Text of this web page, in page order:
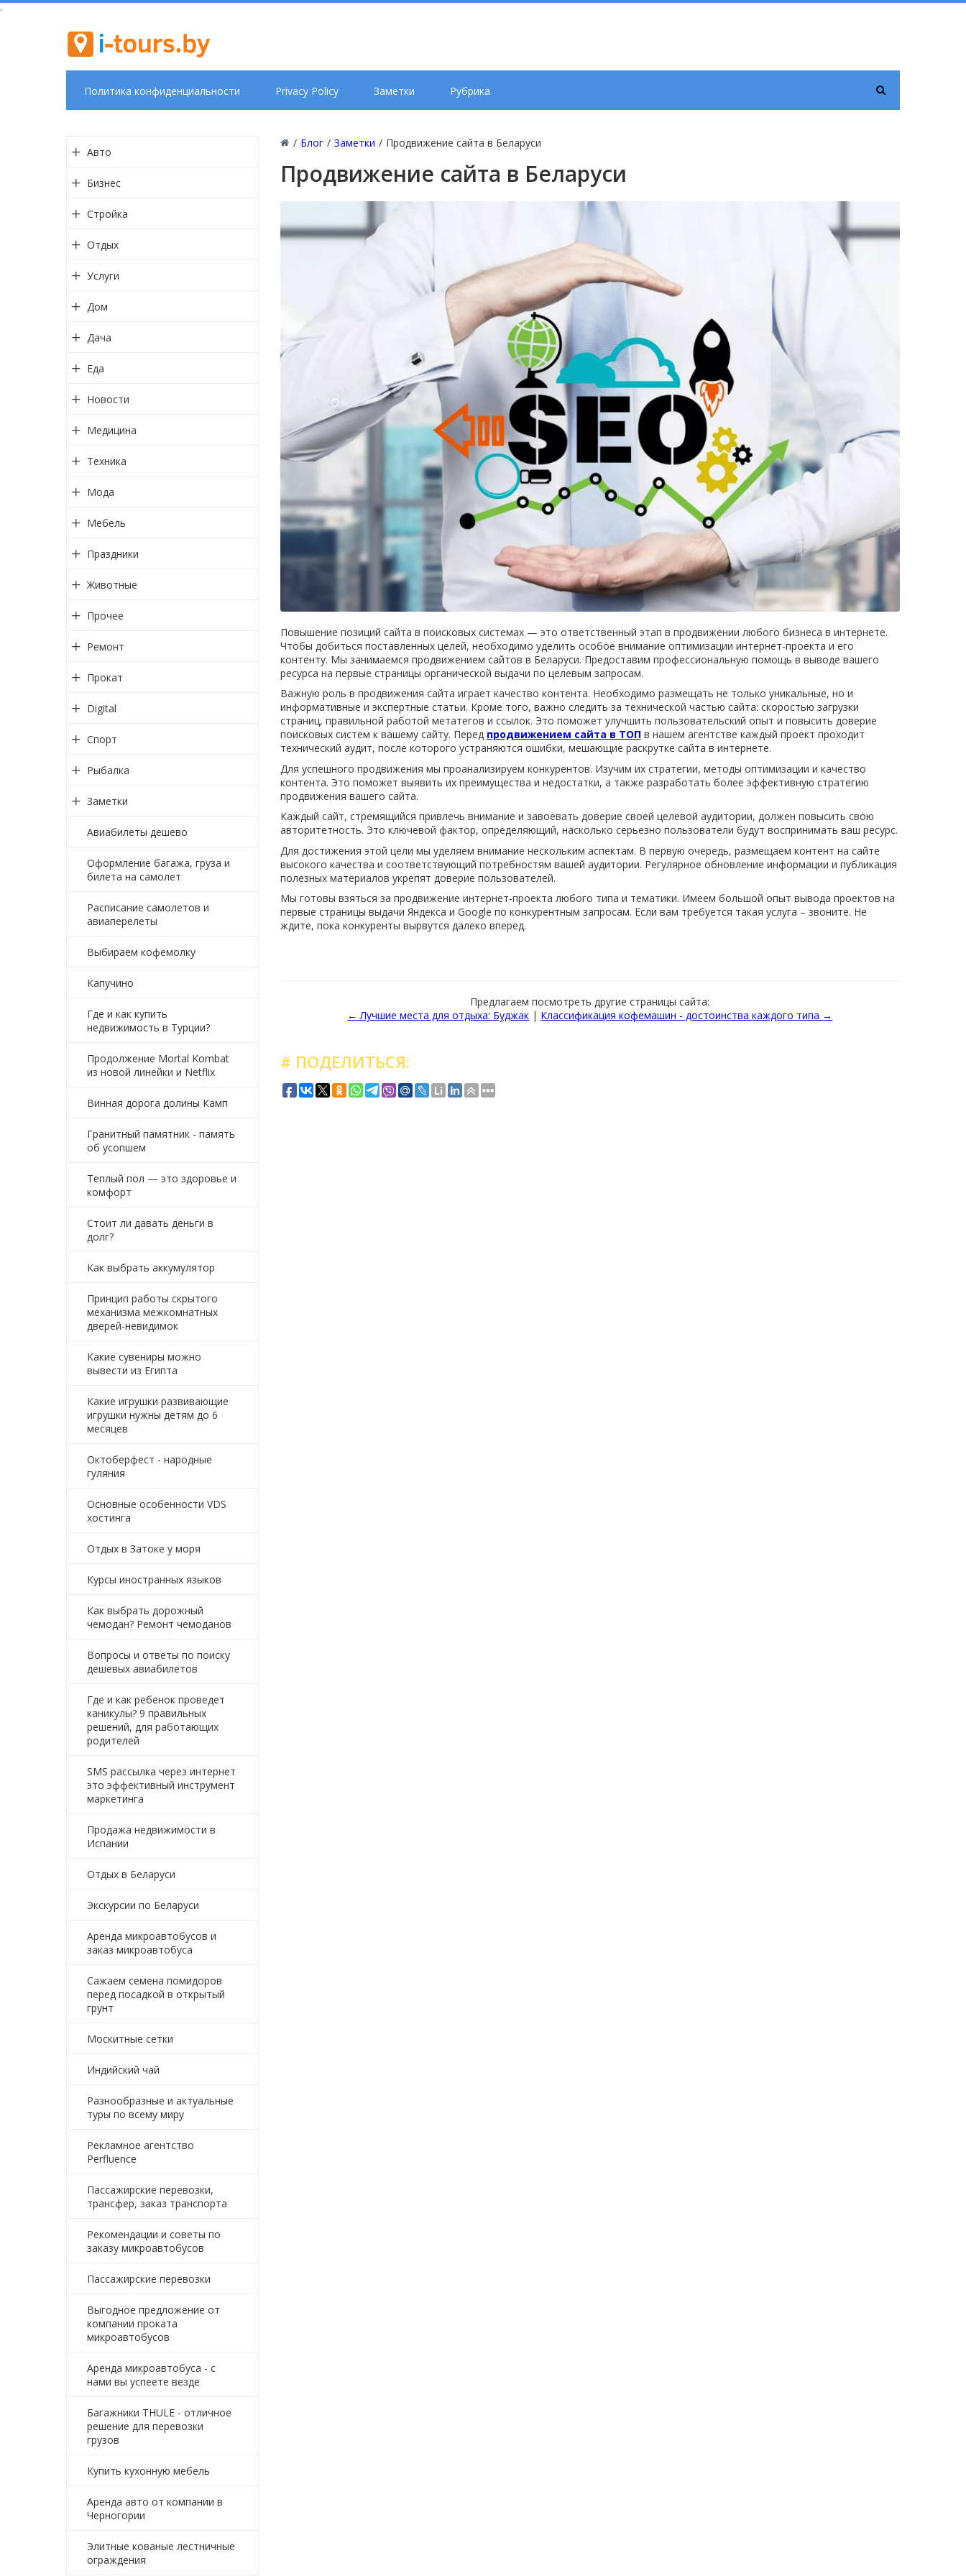
.
Политика конфиденциальности Privacy Policy Заметки Рубрика
/ Блог / Заметки / Продвижение сайта в Беларуси
Продвижение сайта в Беларуси
Авто
Бизнес
Стройка
Отдых
Услуги
Дом
Дача
Еда
Новости
Медицина
Техника
Мода
Мебель
Праздники
Животные
Прочее
Ремонт
Прокат
Digital
Спорт
Рыбалка
Заметки
Авиабилеты дешево
Оформление багажа, груза и
билета на самолет
Расписание самолетов и
авиаперелеты
Выбираем кофемолку
Капучино
Где и как купить
недвижимость в Турции?
Продолжение Mortal Kombat
из новой линейки и Netflix
Винная дорога долины Камп
Гранитный памятник - память
об усопшем
Теплый пол — это здоровье и
комфорт
Стоит ли давать деньги в
долг?
Как выбрать аккумулятор
Принцип работы скрытого
механизма межкомнатных
дверей-невидимок
Какие сувениры можно
вывести из Египта
Какие игрушки развивающие
игрушки нужны детям до 6
месяцев
Октоберфест - народные
гуляния
Основные особенности VDS
хостинга
Отдых в Затоке у моря
Курсы иностранных языков
Как выбрать дорожный
чемодан? Ремонт чемоданов
Вопросы и ответы по поиску
дешевых авиабилетов
Где и как ребенок проведет
каникулы? 9 правильных
решений, для работающих
родителей
SMS рассылка через интернет
это эффективный инструмент
маркетинга
Продажа недвижимости в
Испании
Отдых в Беларуси
Экскурсии по Беларуси
Аренда микроавтобусов и
заказ микроавтобуса
Сажаем семена помидоров
перед посадкой в открытый
грунт
Москитные сетки
Индийский чай
Разнообразные и актуальные
туры по всему миру
Рекламное агентство
Perfluence
Пассажирские перевозки,
трансфер, заказ транспорта
Рекомендации и советы по
заказу микроавтобусов
Пассажирские перевозки
Выгодное предложение от
компании проката
микроавтобусов
Аренда микроавтобуса - с
нами вы успеете везде
Багажники THULE - отличное
решение для перевозки
грузов
Купить кухонную мебель
Аренда авто от компании в
Черногории
Элитные кованые лестничные
ограждения
Повышение позиций сайта в поисковых системах — это ответственный этап в продвижении любого бизнеса в интернете.
Чтобы добиться поставленных целей, необходимо уделить особое внимание оптимизации интернет-проекта и его
контенту. Мы занимаемся продвижением сайтов в Беларуси. Предоставим профессиональную помощь в выводе вашего
ресурса на первые страницы органической выдачи по целевым запросам.
Важную роль в продвижения сайта играет качество контента. Необходимо размещать не только уникальные, но и
информативные и экспертные статьи. Кроме того, важно следить за технической частью сайта: скоростью загрузки
страниц, правильной работой метатегов и ссылок. Это поможет улучшить пользовательский опыт и повысить доверие
поисковых систем к вашему сайту. Перед продвижением сайта в ТОП в нашем агентстве каждый проект проходит
технический аудит, после которого устраняются ошибки, мешающие раскрутке сайта в интернете.
Для успешного продвижения мы проанализируем конкурентов. Изучим их стратегии, методы оптимизации и качество
контента. Это поможет выявить их преимущества и недостатки, а также разработать более эффективную стратегию
продвижения вашего сайта.
Каждый сайт, стремящийся привлечь внимание и завоевать доверие своей целевой аудитории, должен повысить свою
авторитетность. Это ключевой фактор, определяющий, насколько серьезно пользователи будут воспринимать ваш ресурс.
Для достижения этой цели мы уделяем внимание нескольким аспектам. В первую очередь, размещаем контент на сайте
высокого качества и соответствующий потребностям вашей аудитории. Регулярное обновление информации и публикация
полезных материалов укрепят доверие пользователей.
Мы готовы взяться за продвижение интернет-проекта любого типа и тематики. Имеем большой опыт вывода проектов на
первые страницы выдачи Яндекса и Google по конкурентным запросам. Если вам требуется такая услуга – звоните. Не
ждите, пока конкуренты вырвутся далеко вперед.
Предлагаем посмотреть другие страницы сайта:
← Лучшие места для отдыха: Буджак | Классификация кофемашин - достоинства каждого типа →
# ПОДЕЛИТЬСЯ: